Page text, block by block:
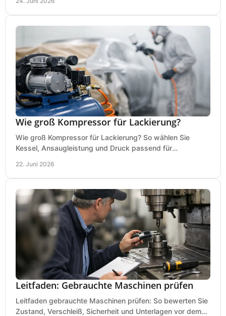
Wie groß Kompressor für Lackierung?
Wie groß Kompressor für Lackierung? So wählen Sie
Kessel, Ansaugleistung und Druck passend für
22. Juni 2026
Leitfaden: Gebrauchte Maschinen prüfen
Leitfaden gebrauchte Maschinen prüfen: So bewerten Sie
Zustand, Verschleiß, Sicherheit und Unterlagen vor dem